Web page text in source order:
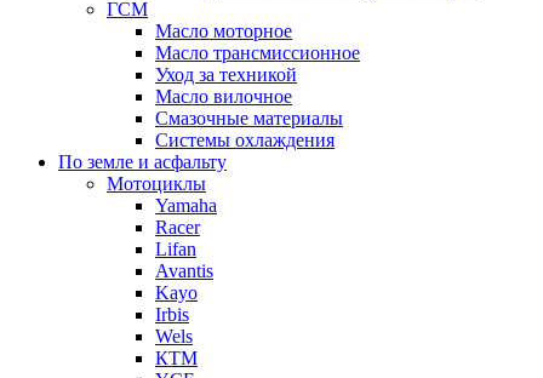
ГСМ
Масло моторное
Масло трансмиссионное
Уход за техникой
Масло вилочное
Смазочные материалы
Системы охлаждения
По земле и асфальту
Мотоциклы
Yamaha
Racer
Lifan
Avantis
Kayo
Irbis
Wels
КТМ